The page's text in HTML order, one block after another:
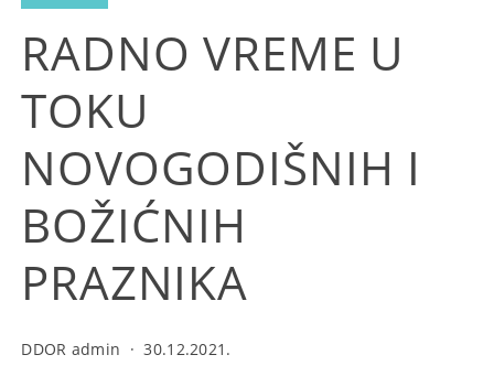
RADNO VREME U
TOKU
NOVOGODIŠNIH I
BOŽIĆNIH
PRAZNIKA
DDOR admin ·30.12.2021.